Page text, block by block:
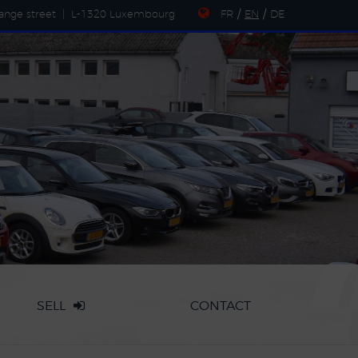
street L-1320 Luxembourg FR / EN / DE
SELL CONTACT